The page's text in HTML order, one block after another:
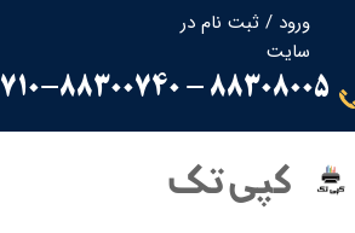
ورود / ثبت نام در
سایت
حساب کاربری من
تغییر گذر واژه
سفارشات
88308005 - 88300710-88300740
کپی تک